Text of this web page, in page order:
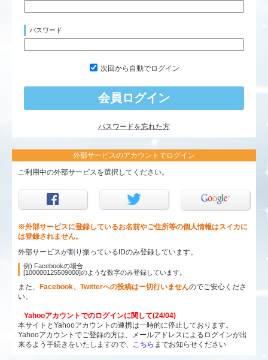
パスワード
次回から自動でログイン
パスワードを忘れた方
外部サービスのアカウントでログイン
ご利用中の外部サービスを選択してください。
※外部サービスに登録しているお名前やご住所等の個人情報はスイカに
は登録されません。
外部サービスが割り振っているIDのみ登録しています。
例) Facebookの場合
[100000125509000]のような数字のみ登録しています。
また、 Facebook、Twitterへの投稿は一切行いませんのでご安心くださ
い。
Yahooアカウントでのログインに関して(24/04)
本サイトとYahooアカウントの連携は一時的に停止しております。
Yahooアカウントでご登録の方は、メールアドレスによるログインが出
来るよう手続きをいたしますので、 こちら までお知らせください